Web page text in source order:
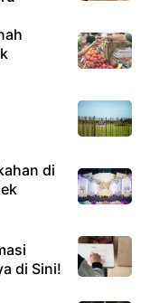
di
di Sini!